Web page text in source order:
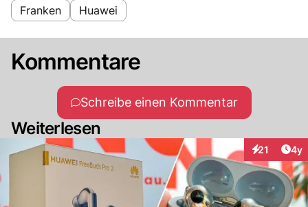
Franken Huawei
Kommentare
Schreibe einen Kommentar
Weiterlesen
21 4y